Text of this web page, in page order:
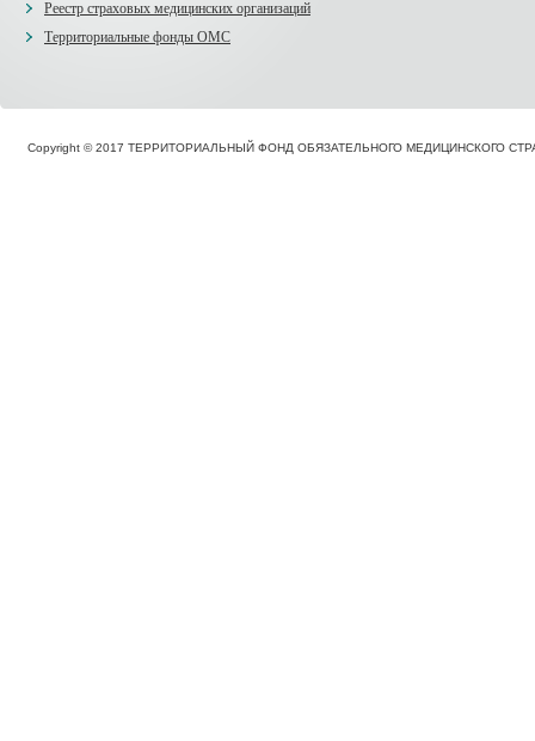
Реестр страховых медицинских организаций
Территориальные фонды ОМС
Copyright © 2017 ТЕРРИТОРИАЛЬНЫЙ ФОНД ОБЯЗАТЕЛЬНОГО МЕДИЦИНСКОГО